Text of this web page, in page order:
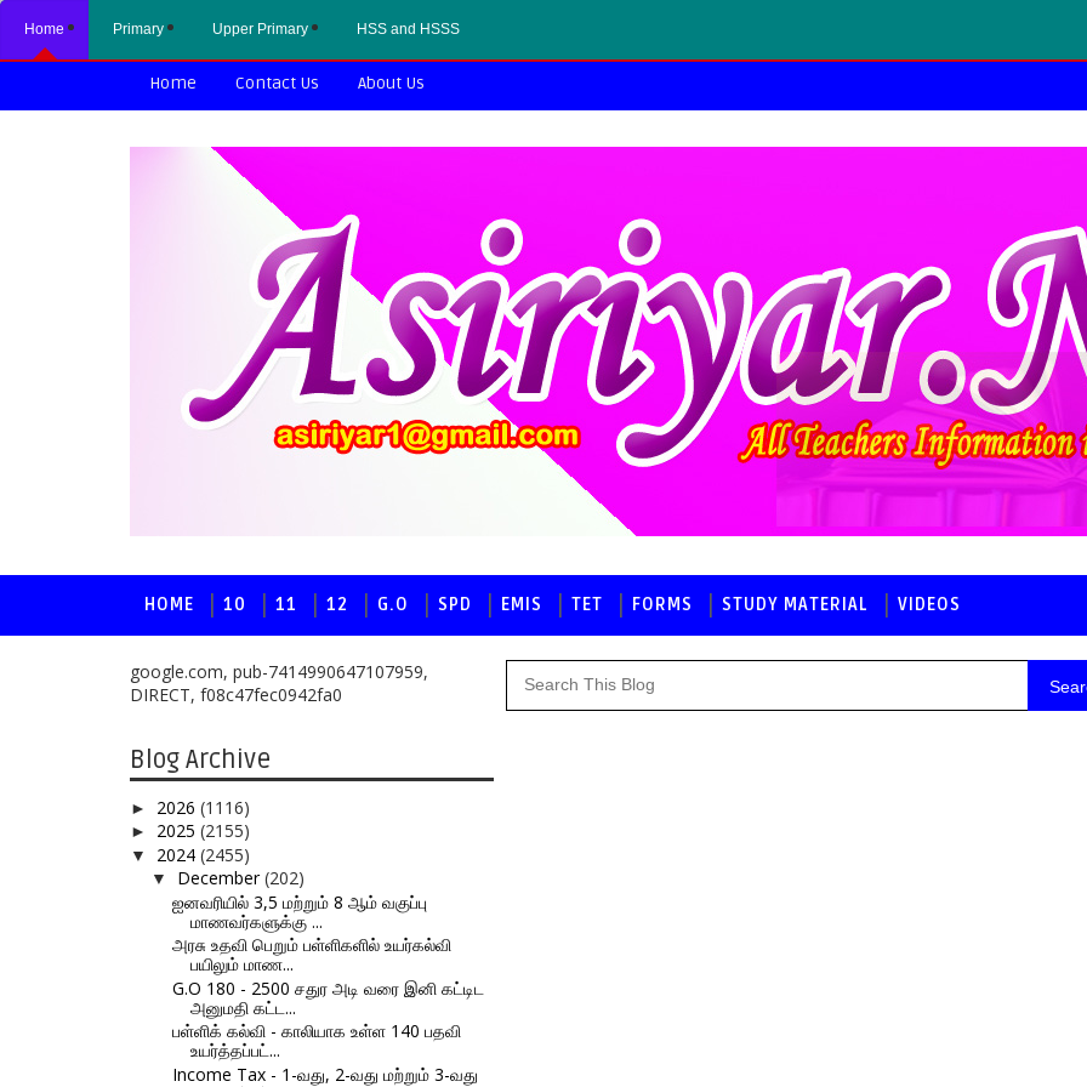
Home Primary Upper Primary HSS and HSSS
Home Contact Us About Us
HOME 10 11 12 G.O SPD EMIS TET FORMS STUDY MATERIAL VIDEOS
google.com, pub-7414990647107959,
DIRECT, f08c47fec0942fa0
Blog Archive
► 2026 (1116)
► 2025 (2155)
▼ 2024 (2455)
▼ December(202)
ஐனவரியில் 3,5 மற்றும் 8 ஆம் வகுப்பு
மாணவர்களுக்கு ...
அரசு உதவி பெறும் பள்ளிகளில் உயர்கல்வி
பயிலும் மாண...
G.O 180 - 2500 சதுர அடி வரை இனி கட்டிட
அனுமதி கட்ட...
பள்ளிக் கல்வி - காலியாக உள்ள 140 பதவி
உயர்த்தப்பட்...
Income Tax - 1-வது, 2-வது மற்றும் 3-வது